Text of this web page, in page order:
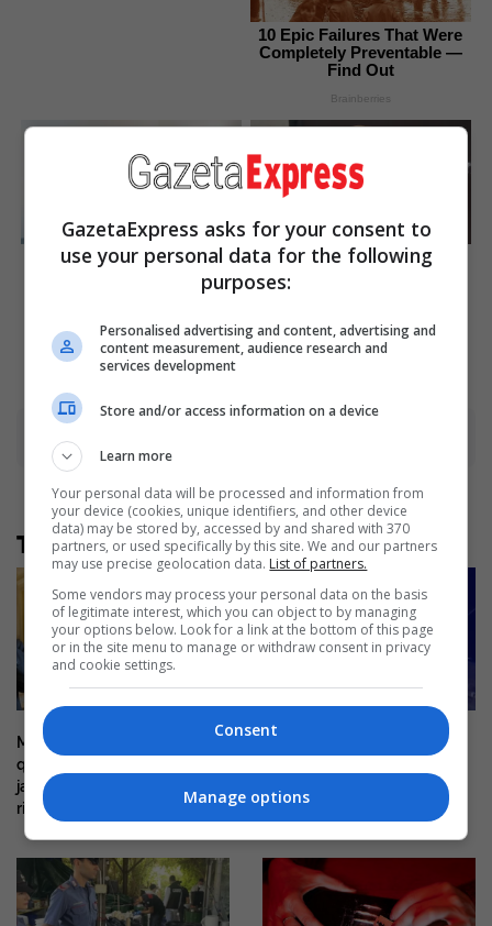
10 Epic Failures That Were
Completely Preventable —
Find Out
Brainberries
Magnetic Floating Bed: All
That Luxury For Mere $1.6
Macaulay Culkin's Own
Version Of The New ‘Home
Të tjera nga rubrika
Mitch McConnell del nga
qendra e rehabilitimit pas disa
javësh, e paqartë kur do të
rikthehet në Senat
E dhimbshme, 38-vjeçari nga
aksident me motoçikletë në
Mirditë
GazetaExpress asks for your consent to
use your personal data for the following
purposes:
Personalised advertising and content, advertising and
content measurement, audience research and
services development
Store and/or access information on a device
Learn more
Your personal data will be processed and information from
your device (cookies, unique identifiers, and other device
data) may be stored by, accessed by and shared with 370
partners, or used specifically by this site. We and our partners
may use precise geolocation data. List of partners.
Some vendors may process your personal data on the basis
of legitimate interest, which you can object to by managing
your options below. Look for a link at the bottom of this page
or in the site menu to manage or withdraw consent in privacy
and cookie settings.
Consent
Manage options